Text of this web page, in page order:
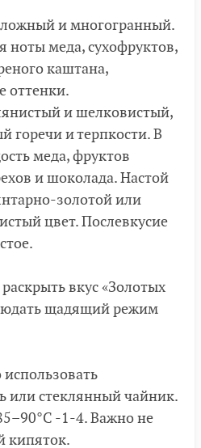
и многогранный.
ноты меда, сухофруктов,
каштана,
оттенки.
и шелковистый,
горечи и терпкости. В
меда, фруктов
и шоколада. Настой
золотой или
цвет. Послевкусие
вкус «Золотых
щадящий режим
или стеклянный чайник.
-1-4. Важно не
кипяток.